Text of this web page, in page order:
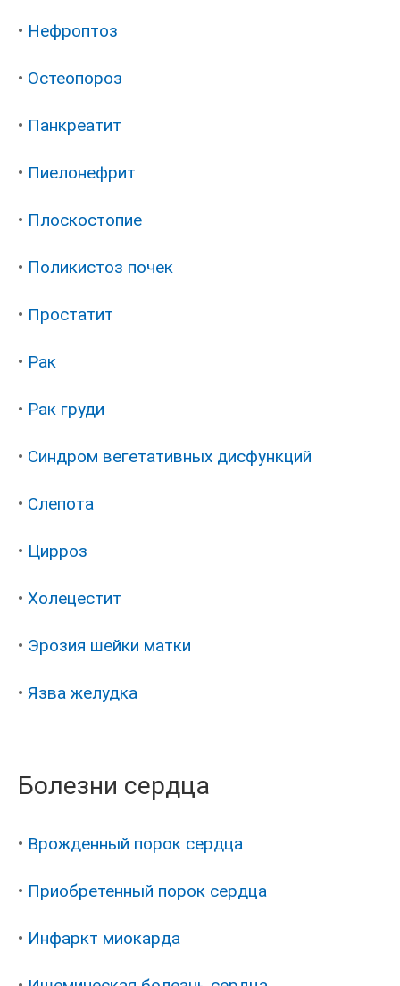
• Нефроптоз
• Остеопороз
• Панкреатит
• Пиелонефрит
• Плоскостопие
• Поликистоз почек
• Простатит
• Рак
• Рак груди
• Синдром вегетативных дисфункций
• Слепота
• Цирроз
• Холецестит
• Эрозия шейки матки
• Язва желудка
Болезни сердца
• Врожденный порок сердца
• Приобретенный порок сердца
• Инфаркт миокарда